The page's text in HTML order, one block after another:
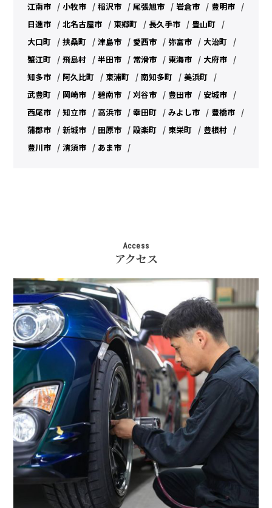
江南市
小牧市 稲沢市 尾張旭市 岩倉市
豊明市
日進市
北名古屋市 東郷町 長久手市
豊山町
大口町
扶桑町 津島市 愛西市 弥富市
大治町
蟹江町
飛島村 半田市 常滑市 東海市
大府市
知多市
阿久比町 東浦町 南知多町
美浜町
武豊町
岡崎市 碧南市 刈谷市 豊田市
安城市
西尾市
知立市 高浜市 幸田町 みよし市
豊橋市
蒲郡市
新城市 田原市 設楽町 東栄町
豊根村
豊川市
清須市 あま市
Access
アクセス